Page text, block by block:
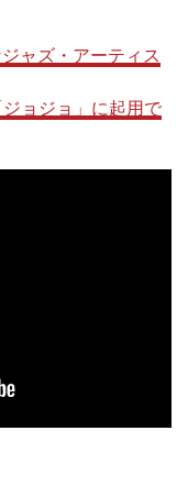
ャズ・アーティス
ョジョ」に起用で